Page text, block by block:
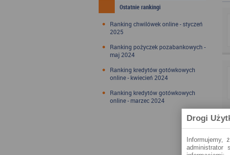
Ostatnie rankingi
Ranking chwilówek online - styczeń
2025
Ranking pożyczek pozabankowych -
maj 2024
Ranking kredytów gotówkowych
online - kwiecień 2024
Ranking kredytów gotówkowych
online - marzec 2024
Drogi
administrator